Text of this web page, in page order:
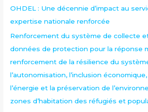
OHDEL : Une décennie d’impact au
expertise nationale renforcée
Renforcement du système de collecte
données de protection pour la réponse
renforcement de la résilience du
l’autonomisation, l’inclusion économique,
l’énergie et la préservation de
zones d’habitation des réfugiés et